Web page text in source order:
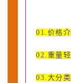
01.价格
02.重量
03.大分